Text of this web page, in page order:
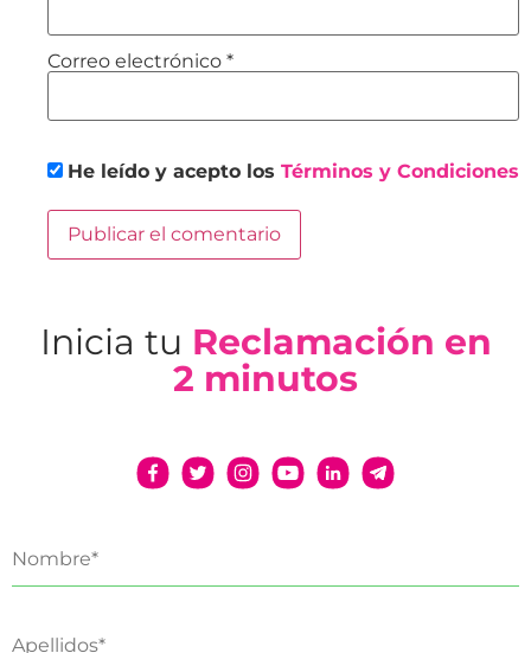
Correo electrónico *
He leído y acepto los Términos y Condiciones
Inicia tu Reclamación en
2 minutos